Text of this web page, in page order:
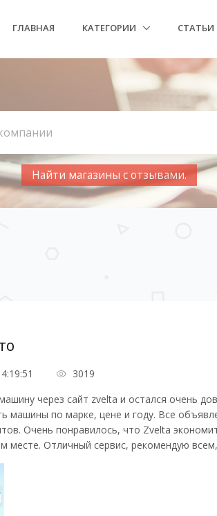
ГЛАВНАЯ КАТЕГОРИИ СТАТЬИ
Найти магазины с отзывами.
3019
через сайт zvelta и остался очень
машины по марке, цене и году. Все
Очень понравилось, что Zvelta
месте. Отличный сервис, рекомендую